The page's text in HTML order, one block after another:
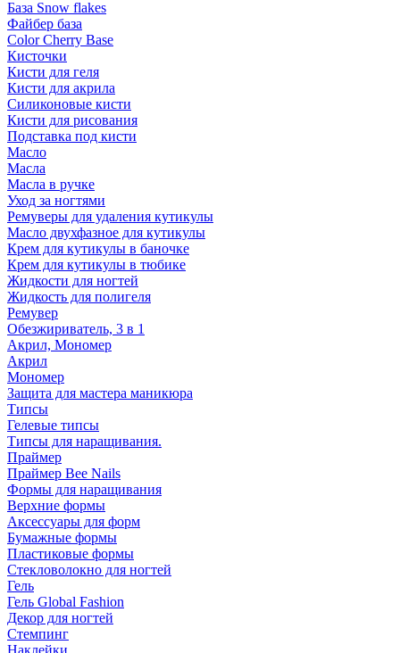
База Snow flakes
Файбер база
Color Cherry Base
Кисточки
Кисти для геля
Кисти для акрила
Силиконовые кисти
Кисти для рисования
Подставка под кисти
Масло
Масла
Масла в ручке
Уход за ногтями
Ремуверы для удаления кутикулы
Масло двухфазное для кутикулы
Крем для кутикулы в баночке
Крем для кутикулы в тюбике
Жидкости для ногтей
Жидкость для полигеля
Ремувер
Обезжириватель, 3 в 1
Акрил, Мономер
Акрил
Мономер
Защита для мастера маникюра
Типсы
Гелевые типсы
Типсы для наращивания.
Праймер
Праймер Bee Nails
Формы для наращивания
Верхние формы
Аксессуары для форм
Бумажные формы
Пластиковые формы
Стекловолокно для ногтей
Гель
Гель Global Fashion
Декор для ногтей
Стемпинг
Наклейки